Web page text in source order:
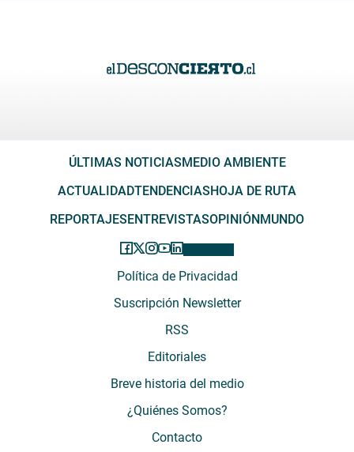
ÚLTIMAS NOTICIASMEDIO AMBIENTE
ACTUALIDADTENDENCIASHOJA DE RUTA
REPORTAJESENTREVISTASOPINIÓNMUNDO
Política de Privacidad
Suscripción Newsletter
RSS
Editoriales
Breve historia del medio
¿Quiénes Somos?
Contacto